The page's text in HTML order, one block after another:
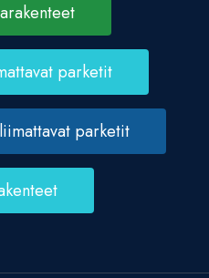
parketit
parketit